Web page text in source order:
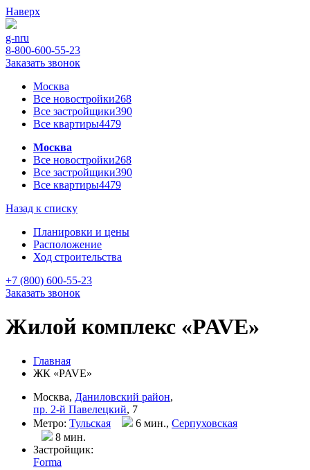
Наверх
g-nru
8-800-600-55-23
Заказать звонок
Москва
Все новостройки268
Все застройщики390
Все квартиры4479
Москва
Все новостройки268
Все застройщики390
Все квартиры4479
Назад к списку
Планировки и цены
Расположение
Ход строительства
+7 (800) 600-55-23
Заказать звонок
Жилой комплекс «PAVE»
Главная
ЖК «PAVE»
Москва, Даниловский район,
пр. 2-й Павелецкий, 7
Метро: Тульская 6 мин., Серпуховская
8 мин.
Застройщик:
Forma